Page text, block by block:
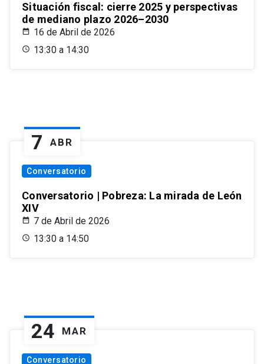
Situación fiscal: cierre 2025 y perspectivas
de mediano plazo 2026–2030
16 de Abril de 2026
13:30 a 14:30
7 ABR
Conversatorio
Conversatorio | Pobreza: La mirada de León
XIV
7 de Abril de 2026
13:30 a 14:50
24 MAR
Conversatorio